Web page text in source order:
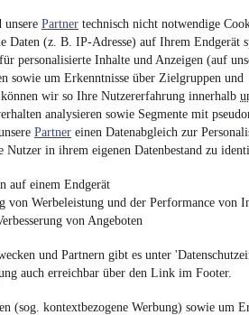
Partner technisch nicht notwendige
Daten (z. B. IP-Adresse) auf Ihrem Endgerät
personalisierte Inhalte und Anzeigen (auf
sowie um Erkenntnisse über Zielgruppen und
wir so Ihre Nutzererfahrung innerhalb
analysieren sowie Segmente mit
Partner einen Datenabgleich zur
in ihrem eigenen Datenbestand zu
auf einem Endgerät
von Werbeleistung und der Performance von
von Angeboten
und Partnern gibt es unter
auch erreichbar über den Link im Footer.
(sog. kontextbezogene Werbung) sowie um
Mercedes-Benz GLC
4MATIC/LED/
Finanzierung ab
Unfallfrei